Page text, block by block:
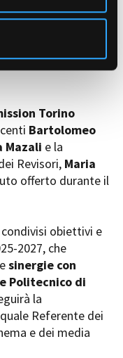
e di una
sviluppo del
Torino
Bartolomeo
Mazali e la
Revisori, Maria
offerto durante il
obiettivi e
2027, che
sinergie con
Politecnico di
la
Referente dei
e dei media